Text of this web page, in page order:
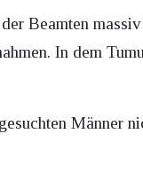
Beamten massiv
In dem
Männer